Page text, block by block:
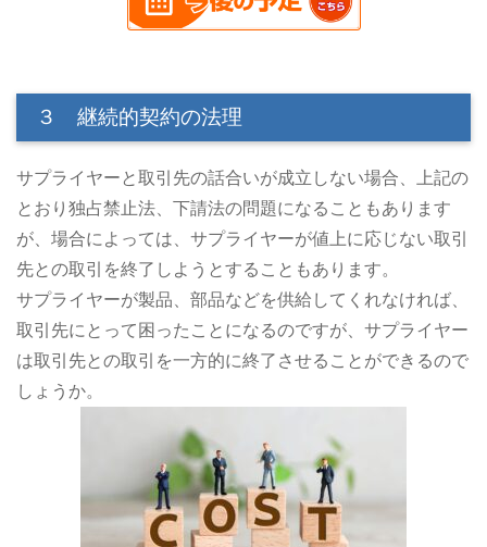
３ 継続的契約の法理
サプライヤーと取引先の話合いが成立しない場合、上記の
とおり独占禁止法、下請法の問題になることもあります
が、場合によっては、サプライヤーが値上に応じない取引
先との取引を終了しようとすることもあります。
サプライヤーが製品、部品などを供給してくれなければ、
取引先にとって困ったことになるのですが、サプライヤー
は取引先との取引を一方的に終了させることができるので
しょうか。